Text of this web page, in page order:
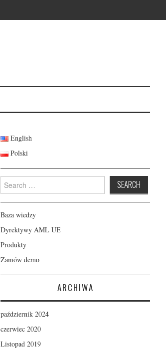
English
Polski
Search
for:
Baza wiedzy
Dyrektywy AML UE
Produkty
Zamów demo
ARCHIWA
październik 2024
czerwiec 2020
Listopad 2019